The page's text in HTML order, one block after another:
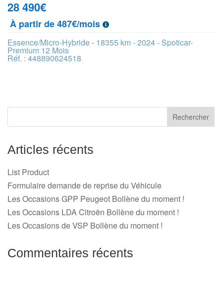
28 490€
À partir de 487€/mois
Essence/Micro-Hybride - 18355 km - 2024 - Spoticar-
Premium 12 Mois
Réf. : 448890624518
Articles récents
List Product
Formulaire demande de reprise du Véhicule
Les Occasions GPP Peugeot Bollène du moment !
Les Occasions LDA Citroën Bollène du moment !
Les Occasions de VSP Bollène du moment !
Commentaires récents